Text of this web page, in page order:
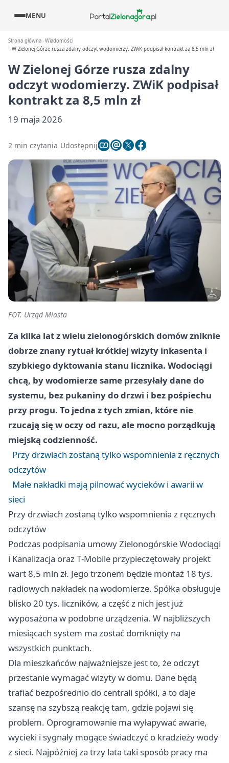
MENU
Strona główna Wiadomości
W Zielonej Górze rusza zdalny odczyt wodomierzy. ZWiK podpisał kontrakt za 8,5 mln zł
W Zielonej Górze rusza zdalny
odczyt wodomierzy. ZWiK podpisał
kontrakt za 8,5 mln zł
19 maja 2026
2 min czytania Udostępnij
FOT. Urząd Miasta
Za kilka lat z wielu zielonogórskich domów zniknie
dobrze znany rytuał krótkiej wizyty inkasenta i
szybkiego dyktowania stanu licznika. Wodociągi
chcą, by wodomierze same przesyłały dane do
systemu, bez pukaniny do drzwi i bez pośpiechu
przy progu. To jedna z tych zmian, które nie
rzucają się w oczy od razu, ale mocno porządkują
miejską codzienność.
Przy drzwiach zostaną tylko wspomnienia z ręcznych
odczytów
Małe nakładki mają pilnować wycieków i awarii w
sieci
Przy drzwiach zostaną tylko wspomnienia z ręcznych
odczytów
Podczas podpisania umowy Zielonogórskie Wodociągi
i Kanalizacja oraz T‑Mobile przypieczętowały projekt
wart 8,5 mln zł. Jego trzonem będzie montaż 18 tys.
radiowych nakładek na wodomierze. Spółka obsługuje
blisko 20 tys. liczników, a część z nich jest już
wyposażona w podobne urządzenia. W najbliższych
miesiącach system ma zostać domknięty na
wszystkich punktach.
Dla mieszkańców najważniejsze jest to, że odczyt
przestanie wymagać wizyty w domu. Dane będą
trafiać bezpośrednio do centrali spółki, a to daje
szansę na szybszą reakcję tam, gdzie pojawi się
problem. Oprogramowanie ma wyłapywać awarie,
wycieki i sygnały mogące świadczyć o kradzieży wody
z sieci. Najpóźniej za trzy lata taki sposób pracy ma